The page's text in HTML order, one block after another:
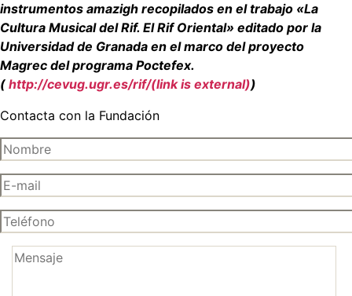
instrumentos amazigh recopilados en el trabajo «La
Cultura Musical del Rif. El Rif Oriental» editado por la
Universidad de Granada en el marco del proyecto
Magrec del programa Poctefex.
( http://cevug.ugr.es/rif/(link is external))
Contacta con la Fundación